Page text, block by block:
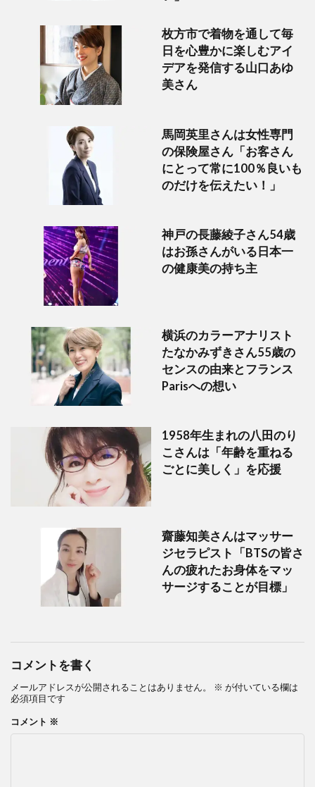
枚方市で着物を通して毎
日を心豊かに楽しむアイ
デアを発信する山口あゆ
美さん
馬岡英里さんは女性専門
の保険屋さん「お客さん
にとって常に100％良いも
のだけを伝えたい！」
神戸の長藤綾子さん54歳
はお孫さんがいる日本一
の健康美の持ち主
横浜のカラーアナリスト
たなかみずきさん55歳の
センスの由来とフランス
Parisへの想い
1958年生まれの八田のり
こさんは「年齢を重ねる
ごとに美しく」を応援
齋藤知美さんはマッサー
ジセラピスト「BTSの皆さ
んの疲れたお身体をマッ
サージすることが目標」
コメントを書く
メールアドレスが公開されることはありません。 ※ が付いている欄は
必須項目です
コメント ※